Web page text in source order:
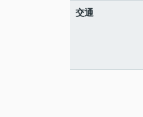
交通